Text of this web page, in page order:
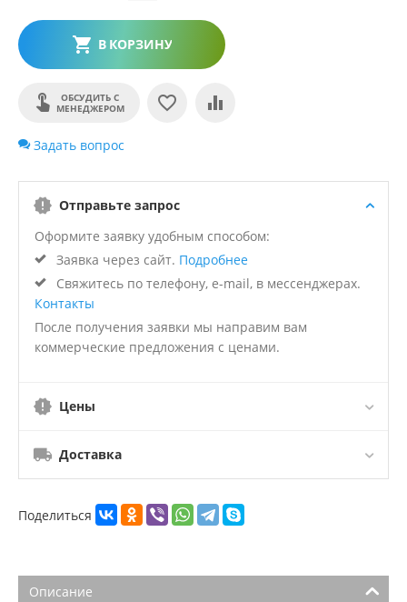
В КОРЗИНУ
ОБСУДИТЬ С
МЕНЕДЖЕРОМ
Задать вопрос
Отправьте запрос
Оформите заявку удобным способом:
Заявка через сайт. Подробнее
Свяжитесь по телефону, e-mail, в мессенджерах.
Контакты
После получения заявки мы направим вам
коммерческие предложения с ценами.
Цены
Доставка
Поделиться
Описание